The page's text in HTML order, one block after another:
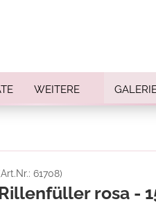
WEITERE
61708)
rosa -